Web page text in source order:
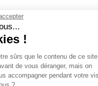
42
8h30 à 16h30 & le
à 15h30
!
sûrs que le contenu de ce site
de vous déranger, mais on
accompagner pendant votre
?